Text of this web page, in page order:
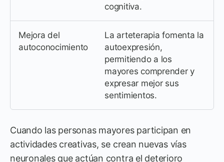
cognitiva.
Mejora del
autoconocimiento
La arteterapia fomenta la
autoexpresión,
permitiendo a los
mayores comprender y
expresar mejor sus
sentimientos.
Cuando las personas mayores participan en
actividades creativas, se crean nuevas vías
neuronales que actúan contra el deterioro